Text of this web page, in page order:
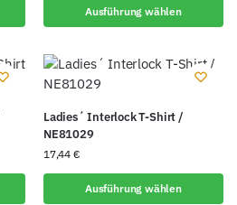
Ausführung wählen
Ladies´ Interlock T-Shirt /
NE81029
17,44 €
Ausführung wählen